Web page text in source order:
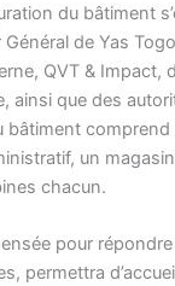
du bâtiment
de Yas
QVT & Impact,
ainsi que des
bâtiment comprend
un
chacun.
pour
permettra